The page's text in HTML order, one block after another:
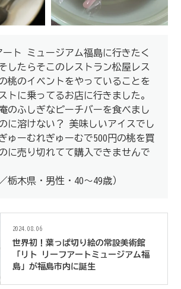
ト ミュージアム福島に行きたく
したらそこのレストラン松屋レス
桃のイベントをやっていることを
トに乗ってるお店に行きました。
のふしぎなピーチバーを食べまし
に溶けない？ 美味しいアイスでし
ゅーむれぎゅーむで500円の桃を買
に売り切れてて購入できませんで
栃木県・男性・40～49歳）
2024.08.06
世界初！葉っぱ切り絵の常設美術館
「リト リーフアートミュージアム福
島」が福島市内に誕生